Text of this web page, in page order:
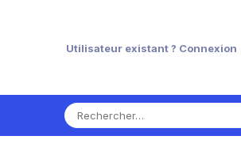
Utilisateur existant ? Connexion